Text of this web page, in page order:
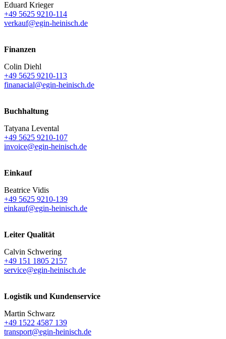
Eduard Krieger
+49 5625 9210-114
verkauf@egin-heinisch.de
Finanzen
Colin Diehl
+49 5625 9210-113
finanacial@egin-heinisch.de
Buchhaltung
Tatyana Levental
+49 5625 9210-107
invoice@egin-heinisch.de
Einkauf
Beatrice Vidis
+49 5625 9210-139
einkauf@egin-heinisch.de
Leiter Qualität
Calvin Schwering
+49 151 1805 2157
service@egin-heinisch.de
Logistik und Kundenservice
Martin Schwarz
+49 1522 4587 139
transport@egin-heinisch.de